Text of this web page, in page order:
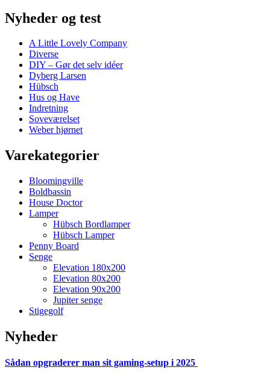
Nyheder og test
A Little Lovely Company
Diverse
DIY – Gør det selv idéer
Dyberg Larsen
Hübsch
Hus og Have
Indretning
Soveværelset
Weber hjørnet
Varekategorier
Bloomingville
Boldbassin
House Doctor
Lamper
Hübsch Bordlamper
Hübsch Lamper
Penny Board
Senge
Elevation 180x200
Elevation 80x200
Elevation 90x200
Jupiter senge
Stigegolf
Nyheder
Sådan opgraderer man sit gaming-setup i 2025